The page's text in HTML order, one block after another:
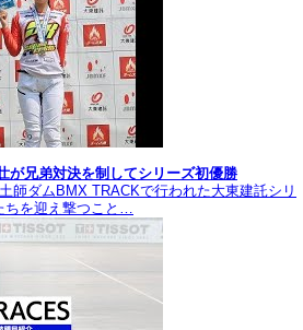
が兄弟対決を制してシリーズ初優勝
師ダムBMX TRACKで行われた大東建託シリ
を迎え撃つこと…